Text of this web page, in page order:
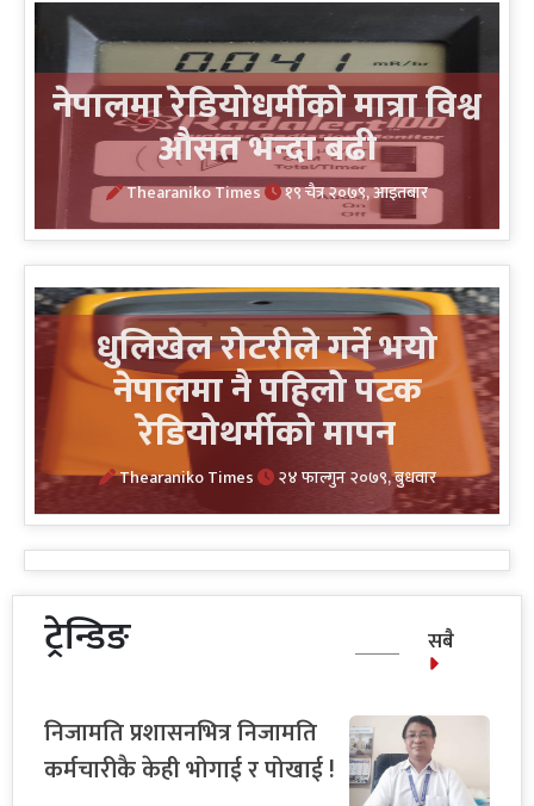
नेपालमा रेडियोधर्मीको मात्रा विश्व
औसत भन्दा बढी
Thearaniko Times १९ चैत्र २०७९, आइतबार
धुलिखेल रोटरीले गर्ने भयो
नेपालमा नै पहिलो पटक
रेडियोथर्मीको मापन
Thearaniko Times २४ फाल्गुन २०७९, बुधवार
ट्रेन्डिङ सबै
निजामति प्रशासनभित्र निजामति
कर्मचारीकै केही भोगाई र पोखाई !